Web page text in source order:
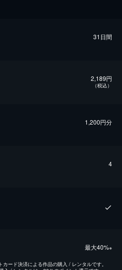
31日間
2,189円
（税込）
1,200円分
4
最⼤40%※
ード決済による作品の購入 / レンタルです。